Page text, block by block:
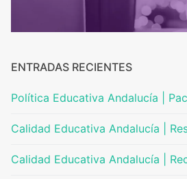
ENTRADAS RECIENTES
Política Educativa Andalucía |
Calidad Educativa Andalucía |
Calidad Educativa Andalucía |